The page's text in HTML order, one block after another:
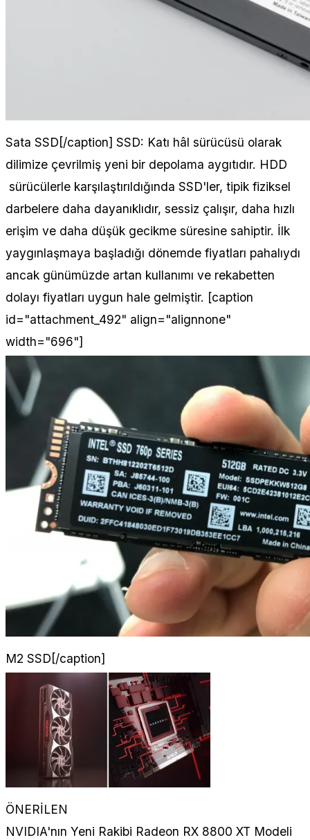
Sata SSD[/caption] SSD: Katı hâl sürücüsü olarak
dilimize çevrilmiş yeni bir depolama aygıtıdır. HDD
sürücülerle karşılaştırıldığında SSD'ler, tipik fiziksel
darbelere daha dayanıklıdır, sessiz çalışır, daha hızlı
erişim ve daha düşük gecikme süresine sahiptir. İlk
yaygınlaşmaya başladığı dönemde fiyatları pahalıydı
ancak günümüzde artan kullanımı ve rekabetten
dolayı fiyatları uygun hale gelmiştir. [caption
id="attachment_492" align="alignnone"
width="696"]
M2 SSD[/caption]
ÖNERİLEN
NVIDIA'nın Yeni Rakibi Radeon RX 8800 XT Modeli